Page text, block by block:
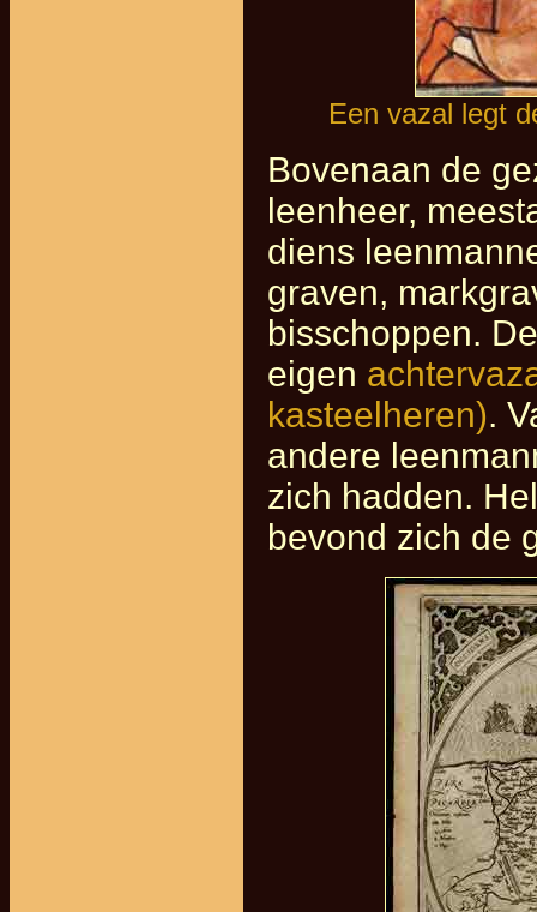
Een vazal legt
Bovenaan de
leenheer,
diens
graven,
bisschoppen.
eigen
kasteelheren).
andere
zich hadden.
bevond zich de